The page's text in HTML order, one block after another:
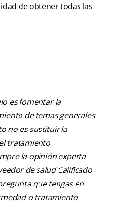
de obtener todas las
es fomentar la
de temas generales
no es sustituir la
tratamiento
la opinión experta
de salud Calificado
que tengas en
o tratamiento